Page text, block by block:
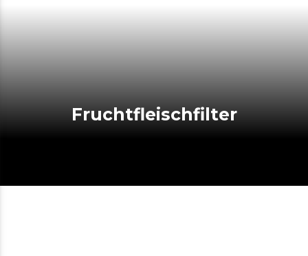
Fruchtfleischfilter